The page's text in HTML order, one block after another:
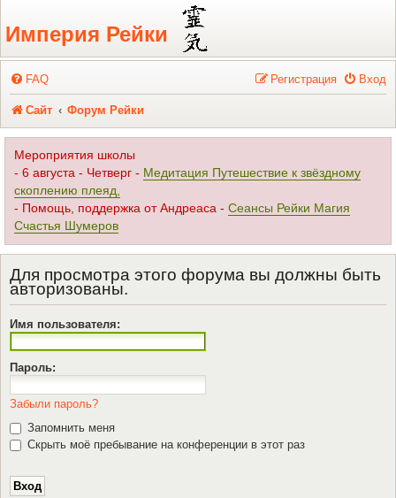
Регистрация
Империя Рейки
FAQ Вход
Регистрация
Сайт Форум Рейки
Мероприятия школы
- 6 августа - Четверг - Медитация Путешествие к звёздному
скоплению плеяд,
- Помощь, поддержка от Андреаса - Сеансы Рейки Магия
Счастья Шумеров
Для просмотра этого форума вы должны быть
авторизованы.
Имя пользователя:
Пароль:
Забыли пароль?
Запомнить меня
Скрыть моё пребывание на конференции в этот раз